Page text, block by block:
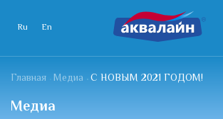
Ru En
Главная Медиа С НОВЫМ 2021 ГОДОМ!
Медиа